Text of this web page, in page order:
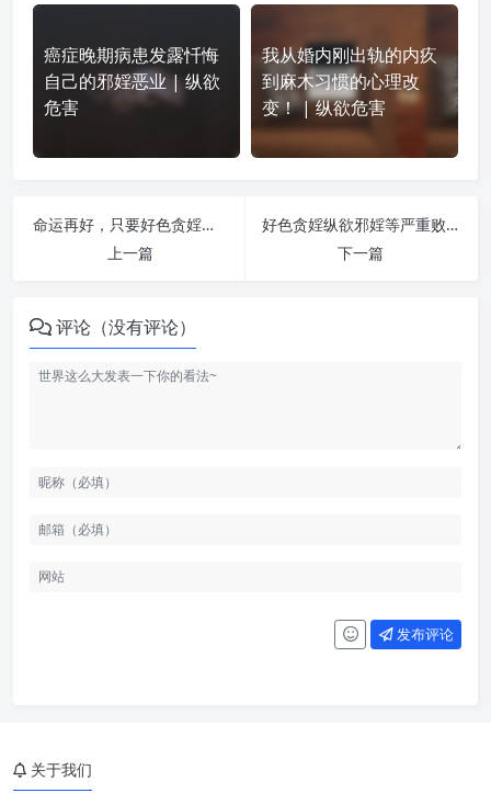
癌症晚期病患发露忏悔
自己的邪婬恶业 | 纵欲
危害
我从婚内刚出轨的内疚
到麻木习惯的心理改
变！ | 纵欲危害
命运再好，只要好色贪婬，福禄寿都会被折腾没了！ | 纵欲危害
上一篇
好色贪婬纵欲邪婬等严重败坏风水，大多数人都不知道（力荐） | 纵欲危害
下一篇
评论（没有评论）
发布评论
关于我们